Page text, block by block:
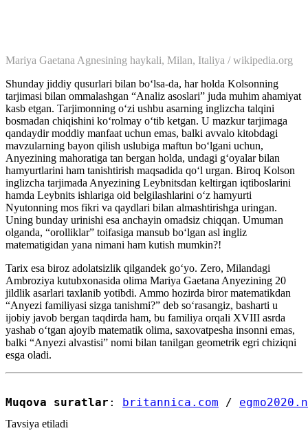
Mariya Gaetana Agnesining haykali, Milan, Italiya / wikipedia.org
Shunday jiddiy qusurlari bilan boʻlsa-da, har holda Kolsonning
tarjimasi bilan ommalashgan “Analiz asoslari” juda muhim ahamiyat
kasb etgan. Tarjimonning oʻzi ushbu asarning inglizcha talqini
bosmadan chiqishini koʻrolmay oʻtib ketgan. U mazkur tarjimaga
qandaydir moddiy manfaat uchun emas, balki avvalo kitobdagi
mavzularning bayon qilish uslubiga maftun boʻlgani uchun,
Anyezining mahoratiga tan bergan holda, undagi gʻoyalar bilan
hamyurtlarini ham tanishtirish maqsadida qoʻl urgan. Biroq Kolson
inglizcha tarjimada Anyezining Leybnitsdan keltirgan iqtiboslarini
hamda Leybnits ishlariga oid belgilashlarini oʻz hamyurti
Nyutonning mos fikri va qaydlari bilan almashtirishga uringan.
Uning bunday urinishi esa anchayin omadsiz chiqqan. Umuman
olganda, “orolliklar” toifasiga mansub boʻlgan asl ingliz
matematigidan yana nimani ham kutish mumkin?!
Tarix esa biroz adolatsizlik qilgandek goʻyo. Zero, Milandagi
Ambroziya kutubxonasida olima Mariya Gaetana Anyezining 20
jildlik asarlari taxlanib yotibdi. Ammo hozirda biror matematikdan
“Anyezi familiyasi sizga tanishmi?” deb soʻrasangiz, basharti u
ijobiy javob bergan taqdirda ham, bu familiya orqali XVIII asrda
yashab oʻtgan ajoyib matematik olima, saxovatpesha insonni emas,
balki “Anyezi alvastisi” nomi bilan tanilgan geometrik egri chiziqni
esga oladi.
Muqova suratlar : britannica.com /
Tavsiya etiladi